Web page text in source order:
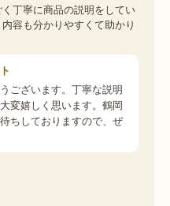
丁寧に商品の説明をしてい
容も分かりやすくて助かり
ございます。丁寧な説明
変嬉しく思います。鶴岡
ちしておりますので、ぜ